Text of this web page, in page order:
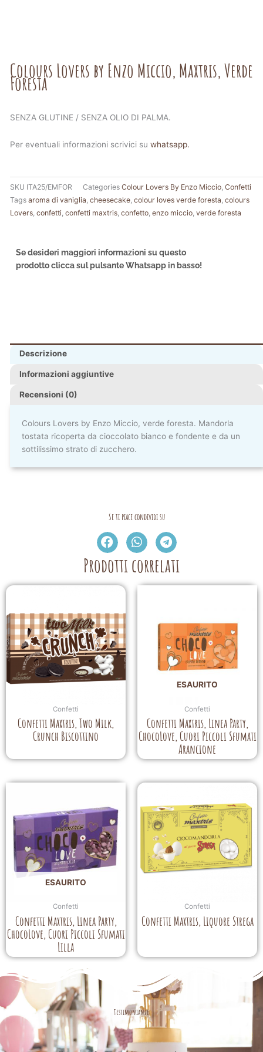
Colours Lovers by Enzo Miccio, Maxtris, Verde
Foresta
SENZA GLUTINE / SENZA OLIO DI PALMA.
Per eventuali informazioni scrivici su whatsapp.
SKU ITA25/EMFOR Categories Colour Lovers By Enzo Miccio Confetti
Tags aroma di vaniglia cheesecake colour loves verde foresta colours
Lovers confetti confetti maxtris confetto enzo miccio verde foresta
Se desideri maggiori informazioni su questo
prodotto clicca sul pulsante Whatsapp in basso!
Descrizione
Informazioni aggiuntive
Recensioni (0)
Colours Lovers by Enzo Miccio, verde foresta. Mandorla
tostata ricoperta da cioccolato bianco e fondente e da un
sottilissimo strato di zucchero.
Se ti piace condividi su
Prodotti correlati
Confetti
Confetti Maxtris, Two Milk,
Crunch Biscottino
ESAURITO
Confetti
Confetti Maxtris, Linea Party,
ChocoLove, Cuori Piccoli Sfumati
Arancione
ESAURITO
Confetti
Confetti Maxtris, Linea Party,
ChocoLove, Cuori Piccoli Sfumati
Lilla
Confetti
Confetti Maxtris, Liquore Strega
Testimonianze